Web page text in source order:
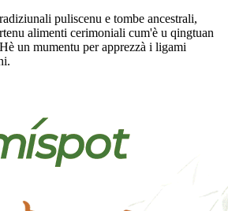
puliscenu e tombe ancestrali,
alimenti cerimoniali cum'è u qingtuan
un mumentu per apprezzà i ligami